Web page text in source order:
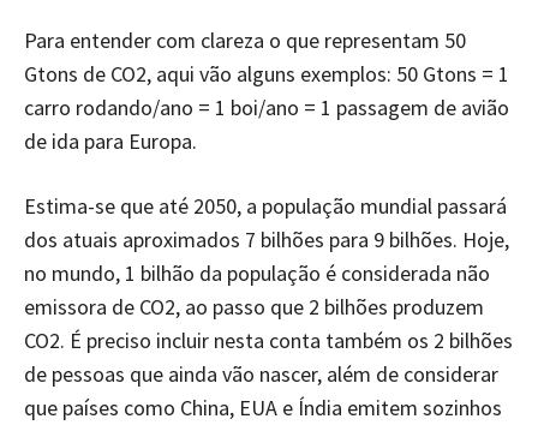
Para entender com clareza o que representam 50
Gtons de CO2, aqui vão alguns exemplos: 50 Gtons = 1
carro rodando/ano = 1 boi/ano = 1 passagem de avião
de ida para Europa.
Estima-se que até 2050, a população mundial passará
dos atuais aproximados 7 bilhões para 9 bilhões. Hoje,
no mundo, 1 bilhão da população é considerada não
emissora de CO2, ao passo que 2 bilhões produzem
CO2. É preciso incluir nesta conta também os 2 bilhões
de pessoas que ainda vão nascer, além de considerar
que países como China, EUA e Índia emitem sozinhos